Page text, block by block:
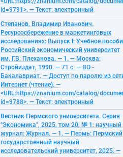
id=9791>. — Текст: электронный
Степанов, Владимир Иванович.
Ресурсосбережение в маркетинговых
исследованиях: Выпуск I: Учебное
Российский экономический университет
им. Г.В. Плеханова. — 1. — Москва:
Стройиздат, 1990. — 71 с. — ВО -
Бакалавриат. — Доступ по паролю из
Интернет (чтение). —
<URL:https://znanium.com/catalog/
id=9788>. — Текст: электронный
Вестник Пермского университета. Серия
"Экономика", 2025, том 20, № 1: научный
журнал: Журнал. — 1. — Пермь: Пермский
государственный научный
исследовательский университет, 2025. —